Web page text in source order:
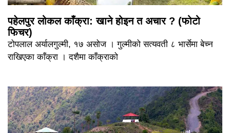
पहेलपुर लोकल काँक्रा: खाने होइन त अचार ? (फोटो
फिचर)
टोपलाल अर्यालगुल्मी, १७ असोज । गुल्मीको सत्यवती ८ भार्सेमा बेच्न
राखिएका काँक्रा । दशैमा काँक्राको